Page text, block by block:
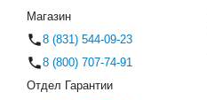
Магазин
8 (831) 544-09-23
8 (800) 707-74-91
Отдел Гарантии